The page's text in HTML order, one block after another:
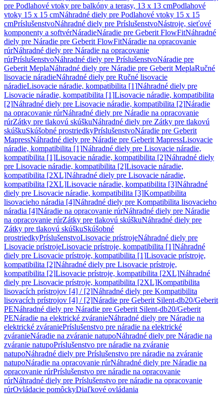
pre Podlahové vtoky pre balkóny a terasy, 13 x 13 cmPodlahové
vtoky 15 x 15 cmNáhradné diely pre Podlahové vtoky 15 x 15
cmPríslušenstvoNáhradné diely pre PríslušenstvoNástroje, sieťové
komponenty a softvérNáradieNáradie pre Geberit FlowFitNáhradné
diely pre Náradie pre Geberit FlowFitNáradie na opracovanie
rúrNáhradné diely pre Náradie na opracovanie
rúrPríslušenstvoNáhradné diely pre PríslušenstvoNáradie pre
Geberit MeplaNáhradné diely pre Náradie pre Geberit MeplaRučné
lisovacie náradieNáhradné diely pre Ručné lisovacie
náradieLisovacie náradie, kompatibilita [1]Náhradné diely pre
Lisovacie náradie, kompatibilita [1]Lisovacie náradie, kompatibilita
[2]Náhradné diely pre Lisovacie náradie, kompatibilita [2]Náradie
na opracovanie rúrNáhradné diely pre Náradie na opracovanie
rúrZátky pre tlakovú skúškuNáhradné diely pre Zátky pre tlakovú
skúškuSkúšobné prostriedkyPríslušenstvoNáradie pre Geberit
MapressNáhradné diely pre Náradie pre Geberit MapressLisovacie
náradie, kompatibilita [1]Náhradné diely pre Lisovacie náradie,
kompatibilita [1]Lisovacie náradie, kompatibilita [2]Náhradné diely
pre Lisovacie náradie, kompatibilita [2]Lisovacie náradie,
kompatibilita [2XL]Náhradné diely pre Lisovacie náradie,
kompatibilita [2XL]Lisovacie náradie, kompatibilita [3]Náhradné
diely pre Lisovacie náradie, kompatibilita [3]Kompatibilita
lisovacieho náradia [4]Náhradné diely pre Kompatibilita lisovacieho
náradia [4]Náradie na opracovanie rúrNáhradné diely pre Náradie
na opracovanie rúrZátky pre tlakovú skúškuNáhradné diely pre
Zátky pre tlakovú skúškuSkúšobné
prostriedkyPríslušenstvoLisovacie prístrojeNáhradné diely pre
Lisovacie prístrojeLisovacie prístroje, kompatibilita [1]Náhradné
diely pre Lisovacie prístroje, kompatibilita [1]Lisovacie prístroje,
kompatibilita [2]Náhradné diely pre Lisovacie prístroje,
kompatibilita [2]Lisovacie prístroje, kompatibilita [2XL]Náhradné
diely pre Lisovacie prístroje, kompatibilita [2XL]Kompatibilita
lisovacích prístrojov [4] / [2]Náhradné diely pre Kompatibilita
lisovacích prístrojov [4] / [2]Náradie pre Geberit Silent-db20/Geberit
PENáhradné diely pre Náradie pre Geberit Silent-db20/Geberit
PENáradie na elektrické zváranieNáhradné diely pre Náradie na
elektrické zváraniePríslušenstvo pre náradie na elektrické
zváranieNáradie na zváranie natupoNáhradné diely pre Náradie na
zváranie natupoPríslušenstvo pre náradie na zváranie
natupoNáhradné diely pre Príslušenstvo pre náradie na zváranie
natupoNáradie na opracovanie rúrNáhradné diely pre Náradie na
opracovanie rúrPríslušenstvo pre náradie na opracovanie
rúrNáhradné diely pre Príslušenstvo pre náradie na opracovanie
rúrOvládacie pomôckyDiaľkové ovládania